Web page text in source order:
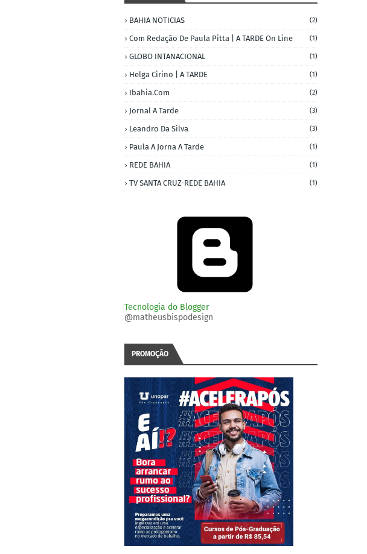
BAHIA NOTICIAS (2)
Com Redação De Paula Pitta | A TARDE On Line (1)
GLOBO INTANACIONAL (1)
Helga Cirino | A TARDE (1)
Ibahia.com (2)
Jornal A Tarde (3)
Leandro Da Silva (3)
Paula A Jorna A Tarde (1)
REDE BAHIA (1)
TV SANTA CRUZ-REDE BAHIA (1)
Tecnologia do Blogger
@matheusbispodesign
PROMOÇÃO